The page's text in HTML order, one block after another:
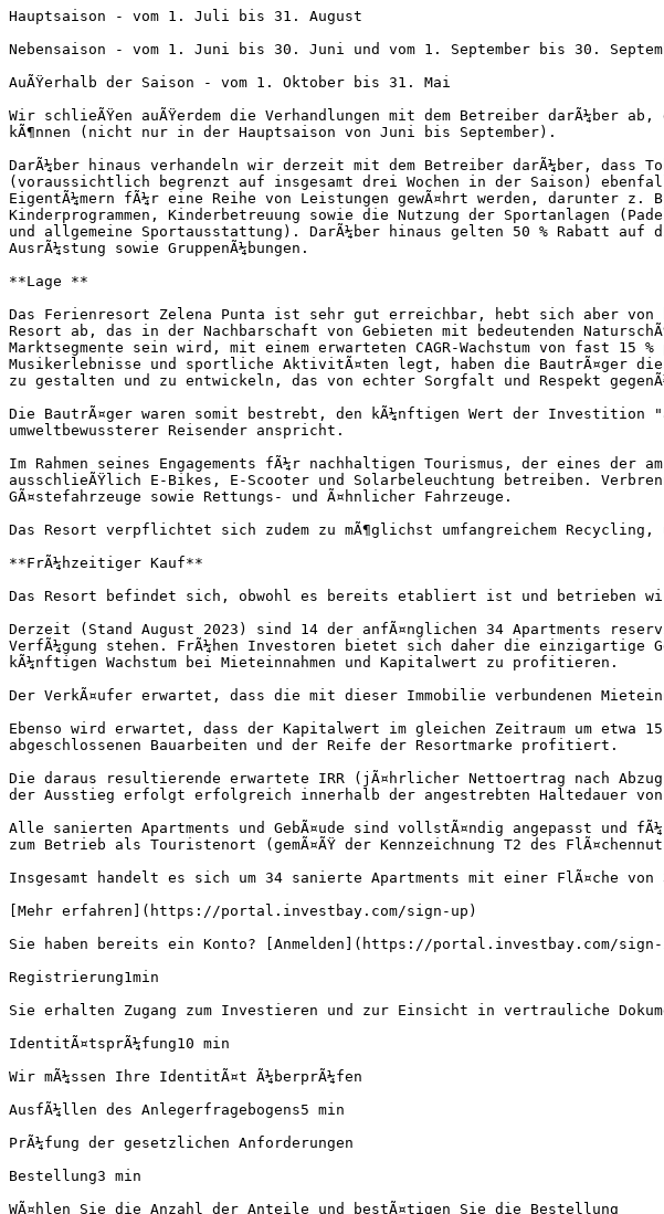
Hauptsaison - vom 1. Juli bis 31. August
Nebensaison - vom 1. Juni bis 30. Juni und vom 1. September bis 30.
AuÃŸerhalb der Saison - vom 1. Oktober bis 31. Mai
Wir schlieÃŸen auÃŸerdem die Verhandlungen mit dem Betreiber darÃ¼ber
kÃ¶nnen (nicht nur in der Hauptsaison von Juni bis September).
DarÃ¼ber hinaus verhandeln wir derzeit mit dem Betreiber darÃ¼ber, dass
(voraussichtlich begrenzt auf insgesamt drei Wochen in der Saison)
EigentÃ¼mern fÃ¼r eine Reihe von Leistungen gewÃ¤hrt werden, darunter
Kinderprogrammen, Kinderbetreuung sowie die Nutzung der Sportanlagen
und allgemeine Sportausstattung). DarÃ¼ber hinaus gelten 50 % Rabatt
AusrÃ¼stung sowie GruppenÃ¼bungen.
**Lage **
Das Ferienresort Zelena Punta ist sehr gut erreichbar, hebt sich aber von
Resort ab, das in der Nachbarschaft von Gebieten mit bedeutenden
Marktsegmente sein wird, mit einem erwarteten CAGR-Wachstum von fast 15
Musikerlebnisse und sportliche AktivitÃ¤ten legt, haben die BautrÃ¤ger
zu gestalten und zu entwickeln, das von echter Sorgfalt und Respekt
Die BautrÃ¤ger waren somit bestrebt, den kÃ¼nftigen Wert der Investition
umweltbewussterer Reisender anspricht.
Im Rahmen seines Engagements fÃ¼r nachhaltigen Tourismus, der eines der
ausschlieÃŸlich E-Bikes, E-Scooter und Solarbeleuchtung betreiben.
GÃ¤stefahrzeuge sowie Rettungs- und Ã¤hnlicher Fahrzeuge.
Das Resort verpflichtet sich zudem zu mÃ¶glichst umfangreichem Recycling,
**FrÃ¼hzeitiger Kauf**
Das Resort befindet sich, obwohl es bereits etabliert ist und betrieben
Derzeit (Stand August 2023) sind 14 der anfÃ¤nglichen 34 Apartments
VerfÃ¼gung stehen. FrÃ¼hen Investoren bietet sich daher die einzigartige
kÃ¼nftigen Wachstum bei Mieteinnahmen und Kapitalwert zu profitieren.
Der VerkÃ¤ufer erwartet, dass die mit dieser Immobilie verbundenen
Ebenso wird erwartet, dass der Kapitalwert im gleichen Zeitraum um etwa
abgeschlossenen Bauarbeiten und der Reife der Resortmarke profitiert.
Die daraus resultierende erwartete IRR (jÃ¤hrlicher Nettoertrag nach
der Ausstieg erfolgt erfolgreich innerhalb der angestrebten Haltedauer
Alle sanierten Apartments und GebÃ¤ude sind vollstÃ¤ndig angepasst und
zum Betrieb als Touristenort (gemÃ¤ÃŸ der Kennzeichnung T2 des
Insgesamt handelt es sich um 34 sanierte Apartments mit einer FlÃ¤che
[Mehr erfahren](https://portal.investbay.com/sign-up)
Sie haben bereits ein Konto? [Anmelden](https://portal.investbay.com/
Registrierung1min
Sie erhalten Zugang zum Investieren und zur Einsicht in vertrauliche
IdentitÃ¤tsprÃ¼fung10 min
Wir mÃ¼ssen Ihre IdentitÃ¤t Ã¼berprÃ¼fen
AusfÃ¼llen des Anlegerfragebogens5 min
PrÃ¼fung der gesetzlichen Anforderungen
Bestellung3 min
WÃ¤hlen Sie die Anzahl der Anteile und bestÃ¤tigen Sie die Bestellung